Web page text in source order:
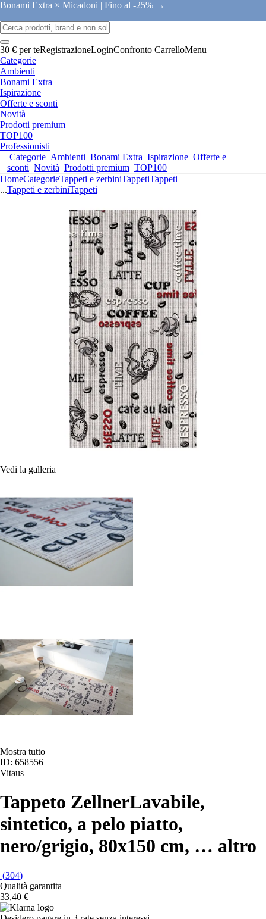
Bonami Extra × Micadoni | Fino al -25% →
30 € per teRegistrazioneLoginConfronto CarrelloMenu
Categorie
Ambienti
Bonami Extra
Ispirazione
Offerte e sconti
Novità
Prodotti premium
TOP100
Professionisti
Categorie Ambienti Bonami Extra Ispirazione Offerte e
sconti Novità Prodotti premium TOP100
HomeCategorieTappeti e zerbiniTappetiTappeti
...Tappeti e zerbiniTappeti
Vedi la galleria
Mostra tutto
ID: 658556
Vitaus
Tappeto ZellnerLavabile,
sintetico, a pelo piatto,
nero/grigio, 80x150 cm, … altro
(304)
Qualità garantita
33,40 €